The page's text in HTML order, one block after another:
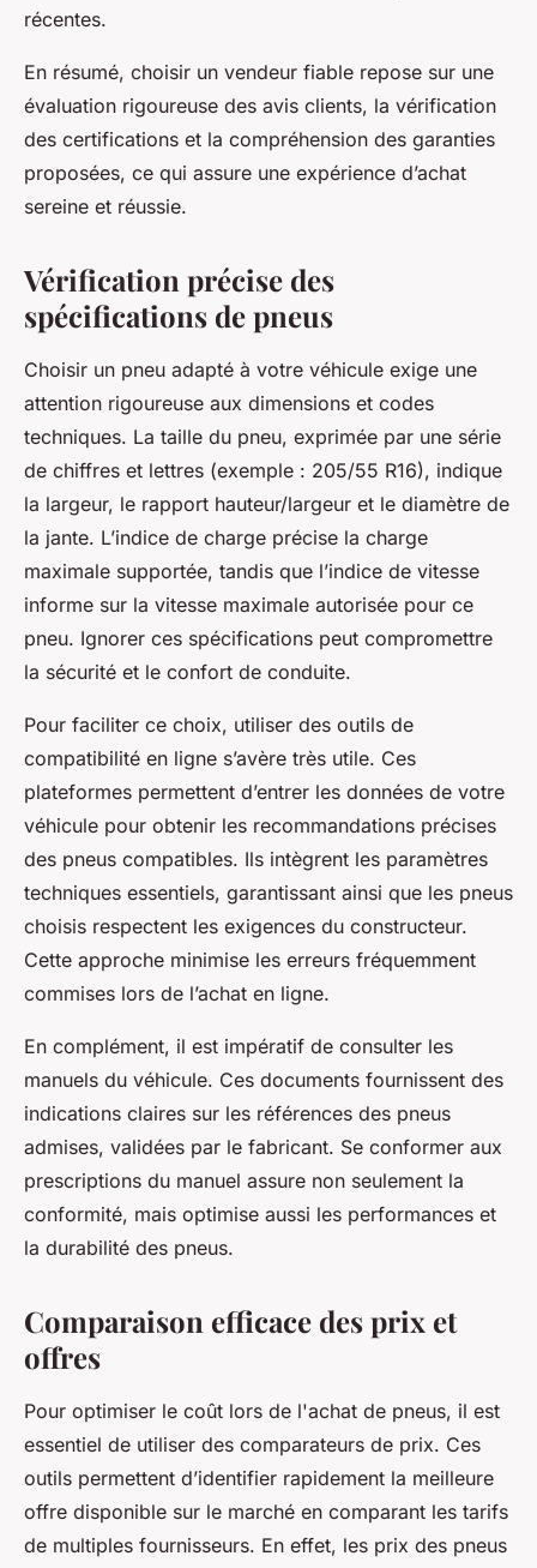
récentes.
En résumé, choisir un vendeur fiable repose sur une
évaluation rigoureuse des avis clients, la vérification
des certifications et la compréhension des garanties
proposées, ce qui assure une expérience d’achat
sereine et réussie.
Vérification précise des
spécifications de pneus
Choisir un pneu adapté à votre véhicule exige une
attention rigoureuse aux dimensions et codes
techniques. La taille du pneu, exprimée par une série
de chiffres et lettres (exemple : 205/55 R16), indique
la largeur, le rapport hauteur/largeur et le diamètre de
la jante. L’indice de charge précise la charge
maximale supportée, tandis que l’indice de vitesse
informe sur la vitesse maximale autorisée pour ce
pneu. Ignorer ces spécifications peut compromettre
la sécurité et le confort de conduite.
Pour faciliter ce choix, utiliser des outils de
compatibilité en ligne s’avère très utile. Ces
plateformes permettent d’entrer les données de votre
véhicule pour obtenir les recommandations précises
des pneus compatibles. Ils intègrent les paramètres
techniques essentiels, garantissant ainsi que les pneus
choisis respectent les exigences du constructeur.
Cette approche minimise les erreurs fréquemment
commises lors de l’achat en ligne.
En complément, il est impératif de consulter les
manuels du véhicule. Ces documents fournissent des
indications claires sur les références des pneus
admises, validées par le fabricant. Se conformer aux
prescriptions du manuel assure non seulement la
conformité, mais optimise aussi les performances et
la durabilité des pneus.
Comparaison efficace des prix et
offres
Pour optimiser le coût lors de l'achat de pneus, il est
essentiel de utiliser des comparateurs de prix. Ces
outils permettent d’identifier rapidement la meilleure
offre disponible sur le marché en comparant les tarifs
de multiples fournisseurs. En effet, les prix des pneus